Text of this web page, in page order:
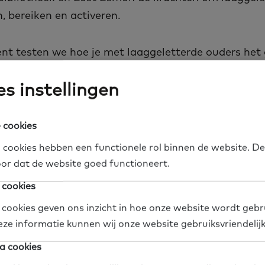
bereiken en activeren.
testen we hoe je met laaggeletterde ouders het
toolkit in het kader van dit experiment. De tools
die zij ervaren in hun dagelijkse
we naast de partners en professionals in
te inspireren om met taalvaardigheid aan
instellingen
cookies
cookies hebben een functionele rol binnen de website.
dat de website goed functioneert.
geven ons inzicht in hoe onze website wordt
informatie kunnen wij onze website
cookies